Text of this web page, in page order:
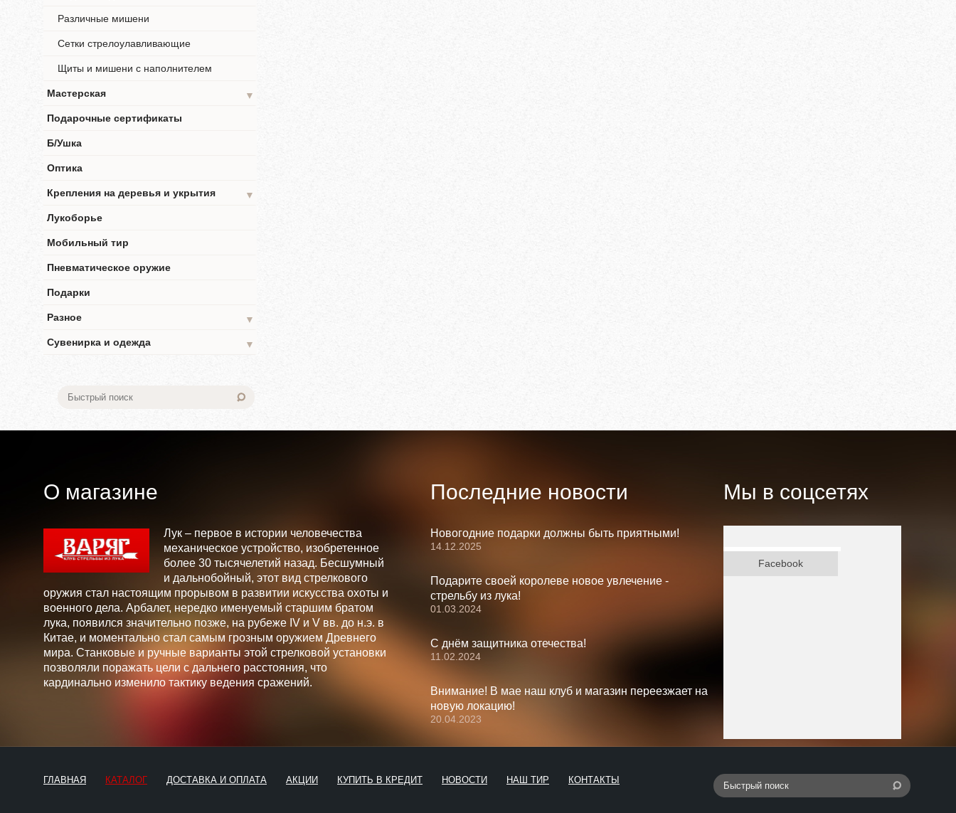
Различные мишени
Сетки стрелоулавливающие
Щиты и мишени с наполнителем
Мастерская
▼
Подарочные сертификаты
Б/Ушка
Оптика
Крепления на деревья и укрытия
▼
Лукоборье
Мобильный тир
Пневматическое оружие
Подарки
Разное
▼
Сувенирка и одежда
▼
О магазине
Лук – первое в истории человечества
механическое устройство, изобретенное
более 30 тысячелетий назад. Бесшумный
и дальнобойный, этот вид стрелкового
оружия стал настоящим прорывом в развитии искусства охоты и
военного дела. Арбалет, нередко именуемый старшим братом
лука, появился значительно позже, на рубеже IV и V вв. до н.э. в
Китае, и моментально стал самым грозным оружием Древнего
мира. Станковые и ручные варианты этой стрелковой установки
позволяли поражать цели с дальнего расстояния, что
кардинально изменило тактику ведения сражений.
Последние новости
Новогодние подарки должны быть приятными!
14.12.2025
Подарите своей королеве новое увлечение -
стрельбу из лука!
01.03.2024
С днём защитника отечества!
11.02.2024
Внимание! В мае наш клуб и магазин переезжает на
новую локацию!
20.04.2023
Мы в соцсетях
Facebook
ГЛАВНАЯ КАТАЛОГ ДОСТАВКА И ОПЛАТА АКЦИИ КУПИТЬ В КРЕДИТ НОВОСТИ НАШ ТИР КОНТАКТЫ